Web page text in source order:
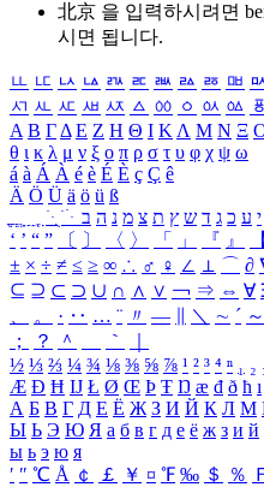
北京 을 입력하시려면
시면 됩니다.
ㅥ ㅦ ㅧ ㅨ ㅩ ㅪ ㅫ ㅬ ㅭ ㅮ
ㅺ ㅻ ㅼ ㅽ ㅾ ㅿ ㆀ ㆁ ㆂ ㆃ ㆄ
Α Β ΓΔ Ε Ζ Η Θ Ι ΚΛ Μ Ν Ξ
θ ι κ λ μ ν ξ ο π ρ σ τ υ φ χ ψ ω
á à Á À é è É È ç Ç ê
Ä Ö Ü ä ö ü ß
ִֶֹ ֻּ ׁׂ י ע כ ג ד ש ץ ת צ מ נ ה ב
‘ ’ “ ” 〔 〕 〈 〉 「 」 『 』 【
± × ÷ ≠ ≤ ≥ ∞ ∴ ♂ ♀ ∠ ⊥ ⌒ ∂
⊆ ⊇ ⊂ ⊃ ∪ ∩ ∧ ∨ ￢ ⇒ ⇔ ∀
、
。 · ‥ … ¨ 〃 ― ＼ ∼ ´ ～
；
？ ＾ ｀
½ ⅓ ⅔ ¼ ¾ ⅛ ⅜ ⅝ ⅞ ¹ ² ³ ⁴ ⁿ ₁ ₂
Æ Ð Ħ Ĳ Ł Ø Œ Þ Ŧ Ŋ æ đ ð ħ ı
А Б В Г Д Е Ё Ж З И Й К Л М
Ы Ь Э Ю Я а б в г д е ё ж з и й
ы ь э ю я
′ ″ ℃ Å ￠ ￡ ￥ ¤ ℉ ‰ ＄ ％